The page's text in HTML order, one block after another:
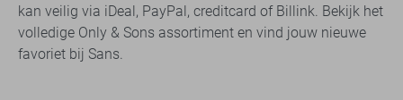
kan veilig via iDeal, PayPal, creditcard of Billink. Bekijk het
volledige Only & Sons assortiment en vind jouw nieuwe
favoriet bij Sans.